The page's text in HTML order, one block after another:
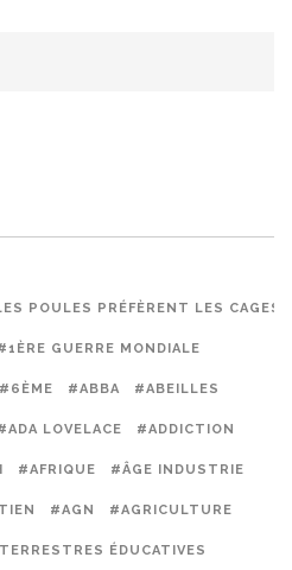
POULES PRÉFÈRENT LES CAGES
GUERRE MONDIALE
#6ÈME #ABBA #ABEILLES
LOVELACE #ADDICTION
#AFRIQUE #ÂGE INDUSTRIE
#AGN #AGRICULTURE
ÉDUCATIVES